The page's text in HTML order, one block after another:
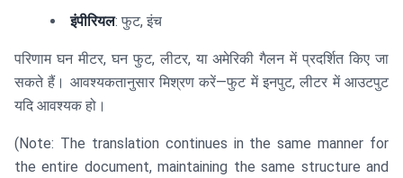
इंपीरियल: फुट, इंच
परिणाम घन मीटर, घन फुट, लीटर, या अमेरिकी गैलन में प्रदर्शित किए जा
सकते हैं। आवश्यकतानुसार मिश्रण करें—फुट में इनपुट, लीटर में आउटपुट
यदि आवश्यक हो।
(Note: The translation continues in the same manner for
the entire document, maintaining the same structure and